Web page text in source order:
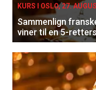
KURS I OSLO, 27.
Sammenlign
viner til en 5-